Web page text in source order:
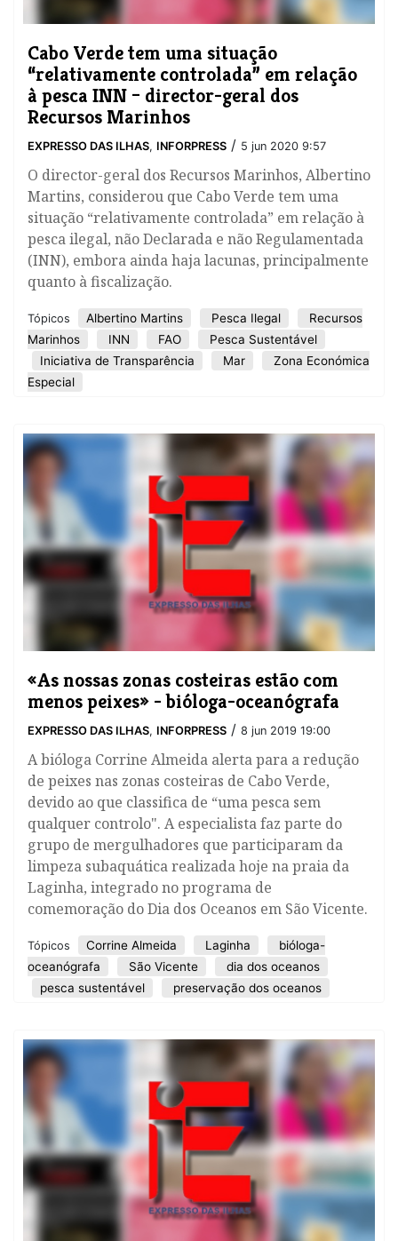
Cabo Verde tem uma situação
“relativamente controlada” em relação
à pesca INN – director-geral dos
Recursos Marinhos
EXPRESSO DAS ILHAS, INFORPRESS / 5 jun 2020 9:57
O director-geral dos Recursos Marinhos, Albertino
Martins, considerou que Cabo Verde tem uma
situação “relativamente controlada” em relação à
pesca ilegal, não Declarada e não Regulamentada
(INN), embora ainda haja lacunas, principalmente
quanto à fiscalização.
Tópicos Albertino Martins Pesca Ilegal
Recursos
Marinhos
INN FAO
Pesca Sustentável
Iniciativa de Transparência
Mar
Zona Económica
Especial
«As nossas zonas costeiras estão com
menos peixes» - bióloga-oceanógrafa
EXPRESSO DAS ILHAS, INFORPRESS / 8 jun 2019 19:00
A bióloga Corrine Almeida alerta para a redução
de peixes nas zonas costeiras de Cabo Verde,
devido ao que classifica de “uma pesca sem
qualquer controlo". A especialista faz parte do
grupo de mergulhadores que participaram da
limpeza subaquática realizada hoje na praia da
Laginha, integrado no programa de
comemoração do Dia dos Oceanos em São Vicente.
Tópicos Corrine Almeida Laginha
bióloga-
oceanógrafa
São Vicente
dia dos oceanos
pesca sustentável
preservação dos oceanos